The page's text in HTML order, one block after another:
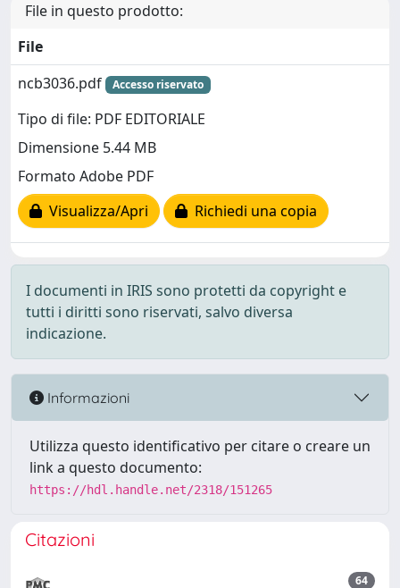
File in questo prodotto:
File
ncb3036.pdf
Accesso riservato
Tipo di file: PDF EDITORIALE
Dimensione 5.44 MB
Formato Adobe PDF
Visualizza/Apri
Richiedi una copia
I documenti in IRIS sono protetti da copyright e
tutti i diritti sono riservati, salvo diversa
indicazione.
Informazioni
Utilizza questo identificativo per citare o creare un
link a questo documento:
https://hdl.handle.net/2318/151265
Citazioni
64